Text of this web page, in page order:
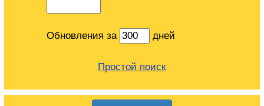
Обновления за дней
Простой поиск